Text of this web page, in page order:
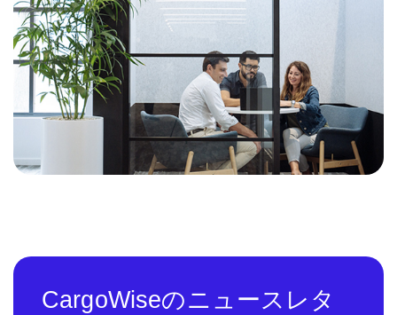
CargoWiseのニュースレタ